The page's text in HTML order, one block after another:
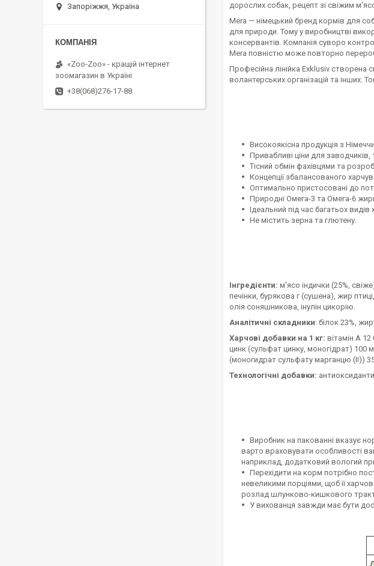
дорослих собак, рецепт зі свіжим
Mera — німецький бренд кормів для
для природи. Тому у виробництві
консервантів. Компанія суворо
Mera повністю може повторно
Професійна лінійка Exklusiv створена
волантерських організацій та інших.
Високоякісна продукція з
Привабливі ціни для заводчиків,
Тісний обмін фахівцями та
Концепції збалансованого
Оптимально пристосовані до
Природні Омега-3 та Омега-6
Ідеальний під час багатьох
Не містить зерна та глютену.
Інгредієнти: м'ясо індички (25%,
печінки, бурякова г (сушена), жир
олія соняшникова, інулін цикорію.
Аналітичні складники: білок 23%,
Харчові добавки на 1 кг: вітамін А 12
цинк (сульфат цинку, моногідрат) 100
(моногидрат сульфату марганцю (II))
Технологічні добавки:
Виробник на пакованні вказує
варто враховувати особливості
наприклад, додатковий вологий
Перехідити на корм потрібно
невеликими порціями, щоб її
розлад шлунково-кишкового
У вихованця завжди має бути
Запоріжжя, Україна
«Zoo-Zoo» - кращій інтернет
зоомагазин в Україні
+38(068)276-17-88